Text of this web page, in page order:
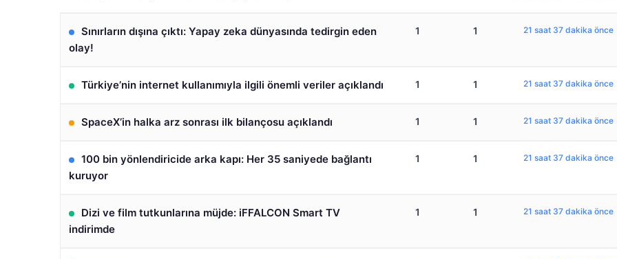
Sınırların dışına çıktı: Yapay zeka dünyasında tedirgin eden
olay!
1 1 21 saat 37 dakika önce
Türkiye’nin internet kullanımıyla ilgili önemli veriler açıklandı 1 1 21 saat 37 dakika önce
SpaceX’in halka arz sonrası ilk bilançosu açıklandı 1 1 21 saat 37 dakika önce
100 bin yönlendiricide arka kapı: Her 35 saniyede bağlantı
kuruyor
1 1 21 saat 37 dakika önce
Dizi ve film tutkunlarına müjde: iFFALCON Smart TV
indirimde
1 1 21 saat 37 dakika önce